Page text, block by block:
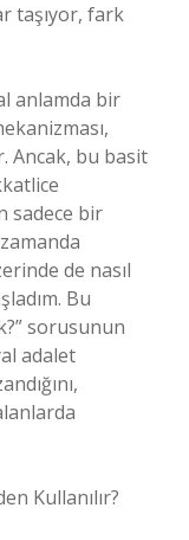
taşıyor, fark
anlamda bir
Ancak, bu basit
sadece bir
de nasıl
Bu
sorusunun
adalet
Kullanılır?